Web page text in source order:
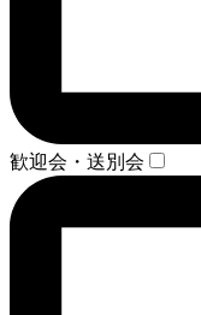
歓迎会・送別会